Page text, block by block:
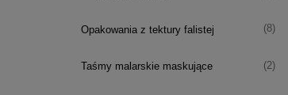
Opakowania z tektury falistej (8)
Taśmy malarskie maskujące (2)